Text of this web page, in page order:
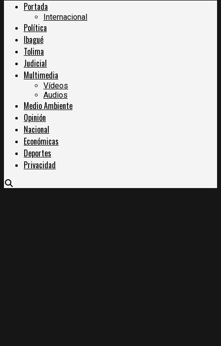
Portada
Internacional
Política
Ibagué
Tolima
Judicial
Multimedia
Vídeos
Audios
Medio Ambiente
Opinión
Nacional
Económicas
Deportes
Privacidad